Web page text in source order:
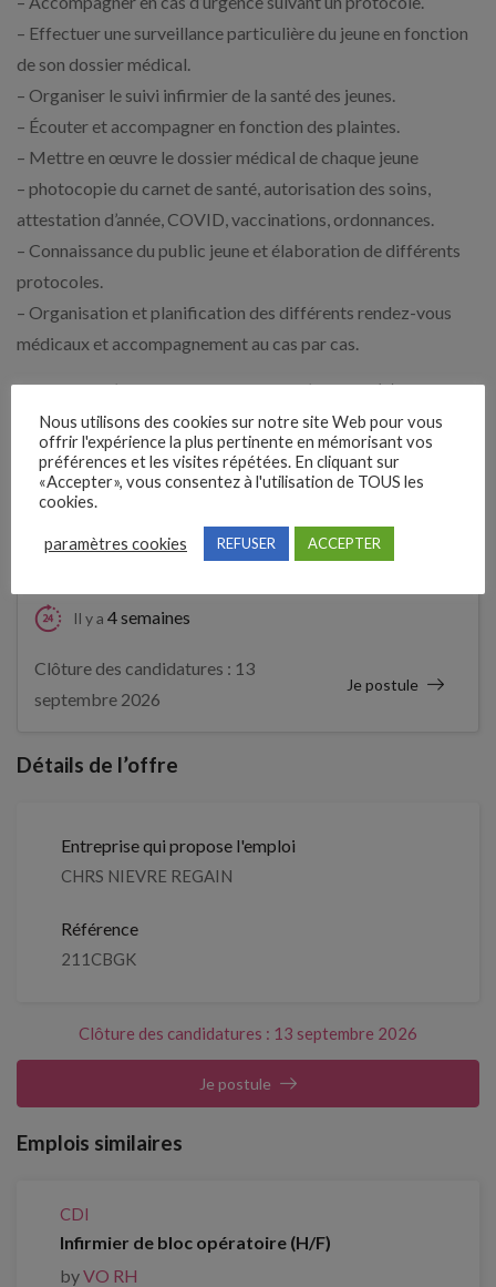
– Effectuer une surveillance particulière du jeune en fonction
de son dossier médical.
– Organiser le suivi infirmier de la santé des jeunes.
– Écouter et accompagner en fonction des plaintes.
– Mettre en œuvre le dossier médical de chaque jeune
– photocopie du carnet de santé, autorisation des soins,
attestation d’année, COVID, vaccinations, ordonnances.
– Connaissance du public jeune et élaboration de différents
protocoles.
– Organisation et planification des différents rendez-vous
médicaux et accompagnement au cas par cas.
Membre de l’équipe pluridisciplinaire, l’infirmier(e) participe
aux réunions institutionnelles.
Expérience demandée
Il y a 4 semaines
Clôture des candidatures : 13
septembre 2026
Je postule
Détails de l’offre
Entreprise qui propose l'emploi
CHRS NIEVRE REGAIN
Référence
211CBGK
Clôture des candidatures : 13 septembre 2026
Je postule
Emplois similaires
CDI
Infirmier de bloc opératoire (H/F)
byVO RH
Nous utilisons des cookies sur notre site Web pour vous
offrir l'expérience la plus pertinente en mémorisant vos
préférences et les visites répétées. En cliquant sur
«Accepter», vous consentez à l'utilisation de TOUS les
cookies.
paramètres cookies REFUSER ACCEPTER